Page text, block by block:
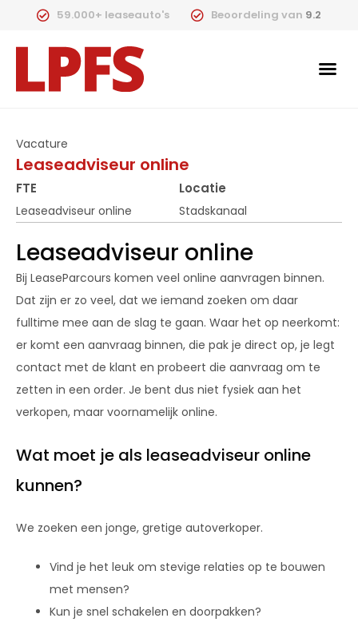
59.000+ leaseauto's Beoordeling van 9.2
Vacature
Leaseadviseur online
FTE
Leaseadviseur online
Locatie
Stadskanaal
Leaseadviseur online
Bij LeaseParcours komen veel online aanvragen binnen.
Dat zijn er zo veel, dat we iemand zoeken om daar
fulltime mee aan de slag te gaan. Waar het op neerkomt:
er komt een aanvraag binnen, die pak je direct op, je legt
contact met de klant en probeert die aanvraag om te
zetten in een order. Je bent dus niet fysiek aan het
verkopen, maar voornamelijk online.
Wat moet je als leaseadviseur online
kunnen?
We zoeken een jonge, gretige autoverkoper.
Vind je het leuk om stevige relaties op te bouwen
met mensen?
Kun je snel schakelen en doorpakken?